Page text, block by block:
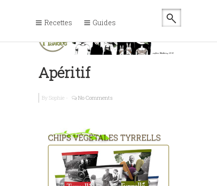
Recettes Guides
Apéritif
By Sophie - No Comments
CHIPS VÉGÉTALES TYRRELLS